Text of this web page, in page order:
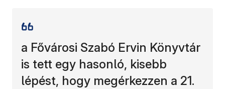
a Fővárosi Szabó Ervin Könyvtár
is tett egy hasonló, kisebb
lépést, hogy megérkezzen a 21.